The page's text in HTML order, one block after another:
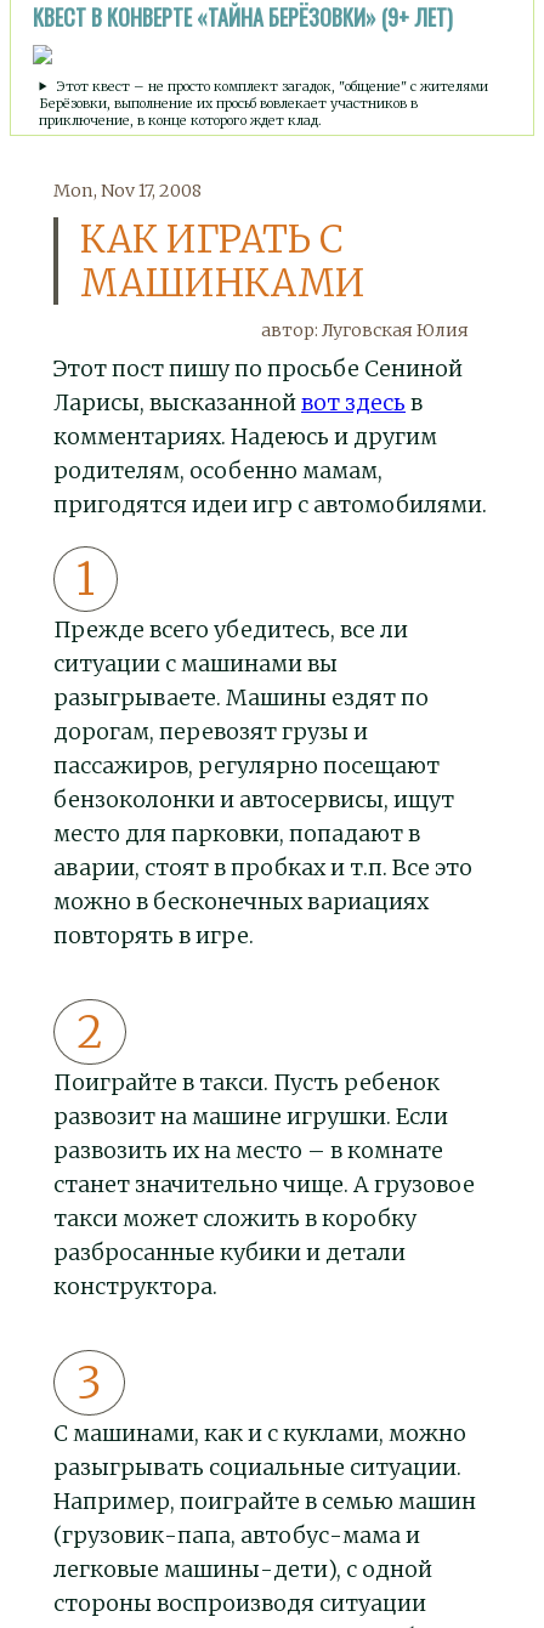
КВЕСТ В КОНВЕРТЕ «ТАЙНА БЕРЁЗОВКИ» (9+ ЛЕТ)
Этот квест – не просто комплект загадок, "общение" с жителями
Берёзовки, выполнение их просьб вовлекает участников в
приключение, в конце которого ждет клад.
Mon, Nov 17, 2008
КАК ИГРАТЬ С
МАШИНКАМИ
автор: Луговская Юлия
Этот пост пишу по просьбе Сениной
Ларисы, высказаннойвот здесь в
комментариях. Надеюсь и другим
родителям, особенно мамам,
пригодятся идеи игр с автомобилями.
Прежде всего убедитесь, все ли
ситуации с машинами вы
разыгрываете. Машины ездят по
дорогам, перевозят грузы и
пассажиров, регулярно посещают
бензоколонки и автосервисы, ищут
место для парковки, попадают в
аварии, стоят в пробках и т.п. Все это
можно в бесконечных вариациях
повторять в игре.
Поиграйте в такси. Пусть ребенок
развозит на машине игрушки. Если
развозить их на место – в комнате
станет значительно чище. А грузовое
такси может сложить в коробку
разбросанные кубики и детали
конструктора.
С машинами, как и с куклами, можно
разыгрывать социальные ситуации.
Например, поиграйте в семью машин
(грузовик-папа, автобус-мама и
легковые машины-дети), с одной
стороны воспроизводя ситуации